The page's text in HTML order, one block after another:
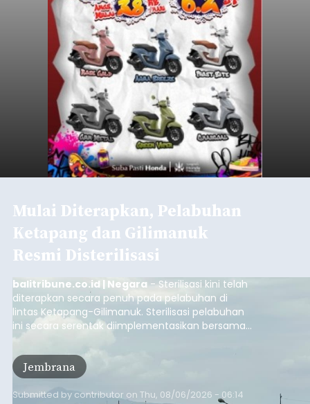
Mulai Diterapkan, Pelabuhan
Ketapang dan Gilimanuk
Resmi Disterilisasi
balitribune.co.id | Negara - Sterilisasi kini telah
diterapkan secara penuh pada pelabuhan di
lintas Ketapang-Gilimanuk. Sterilisasi pelabuhan
ini secara serentak diimplementasikan bersama
empat pelabuhan utama lainnya, yakni
Pelabuhan Merak, Bakauheni, Kayangan, dan
Lembar pada Rabu (5/8/2026).
Jembrana
Submitted by contributor on Thu, 08/06/2026 - 06:14